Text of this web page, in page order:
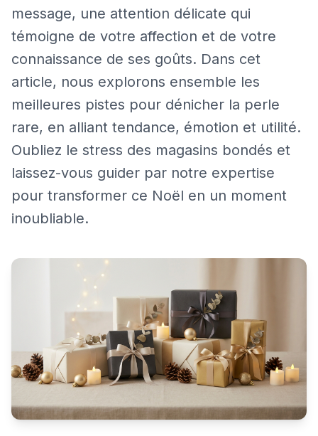
message, une attention délicate qui
témoigne de votre affection et de votre
connaissance de ses goûts. Dans cet
article, nous explorons ensemble les
meilleures pistes pour dénicher la perle
rare, en alliant tendance, émotion et utilité.
Oubliez le stress des magasins bondés et
laissez-vous guider par notre expertise
pour transformer ce Noël en un moment
inoubliable.